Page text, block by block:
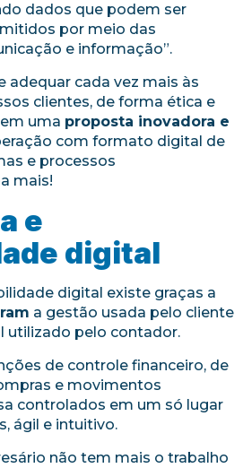
dados que podem ser
por meio das
e informação”.
adequar cada vez mais às
clientes, de forma ética e
uma proposta inovadora e
com formato digital de
e processos
mais!
e
digital
digital existe graças a
a gestão usada pelo cliente
utilizado pelo contador.
de controle financeiro, de
e movimentos
controlados em um só lugar
ágil e intuitivo.
não tem mais o trabalho